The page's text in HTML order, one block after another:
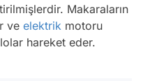
Makaraların
ve elektrik motoru
hareket eder.